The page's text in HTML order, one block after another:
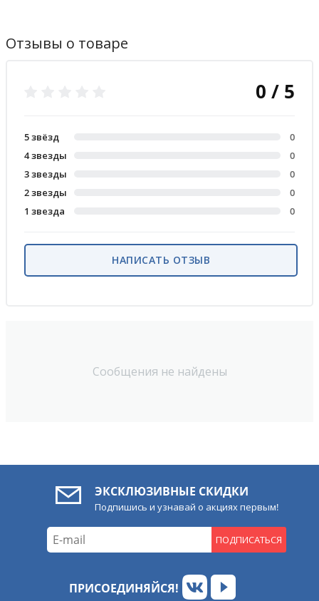
Отзывы о товаре
Сообщения не найдены
0 / 5
5 звёзд
0
4 звезды
0
3 звезды
0
2 звезды
0
1 звезда
0
НАПИСАТЬ ОТЗЫВ
ЭКСКЛЮЗИВНЫЕ СКИДКИ
Подпишись и узнавай о акциях первым!
ПОДПИСАТЬСЯ
ПРИСОЕДИНЯЙСЯ!